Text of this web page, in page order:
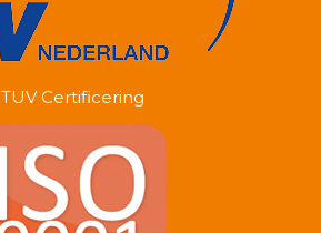
TUV Certificering